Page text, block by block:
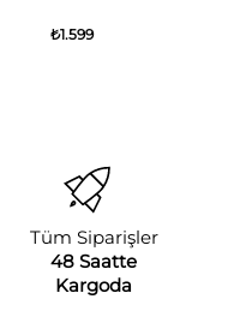
₺1.599
Tüm Siparişler
48 Saatte
Kargoda